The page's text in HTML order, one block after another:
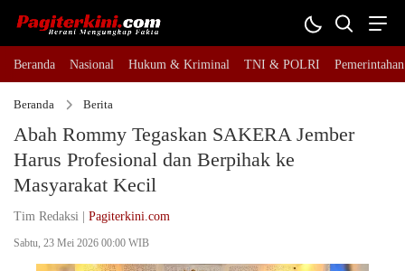
Beranda Nasional Hukum & Kriminal TNI & POLRI Pemerintahan
Beranda Berita
Abah Rommy Tegaskan SAKERA Jember
Harus Profesional dan Berpihak ke
Masyarakat Kecil
Tim Redaksi | Pagiterkini.com
Sabtu, 23 Mei 2026 00:00 WIB